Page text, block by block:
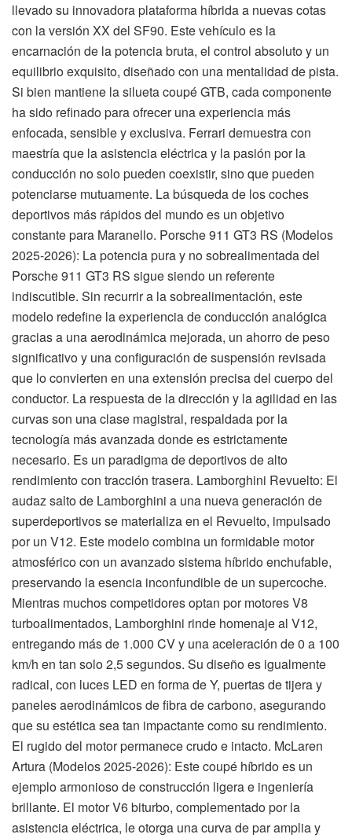
llevado su innovadora plataforma híbrida a nuevas cotas
con la versión XX del SF90. Este vehículo es la
encarnación de la potencia bruta, el control absoluto y un
equilibrio exquisito, diseñado con una mentalidad de pista.
Si bien mantiene la silueta coupé GTB, cada componente
ha sido refinado para ofrecer una experiencia más
enfocada, sensible y exclusiva. Ferrari demuestra con
maestría que la asistencia eléctrica y la pasión por la
conducción no solo pueden coexistir, sino que pueden
potenciarse mutuamente. La búsqueda de los coches
deportivos más rápidos del mundo es un objetivo
constante para Maranello. Porsche 911 GT3 RS (Modelos
2025-2026): La potencia pura y no sobrealimentada del
Porsche 911 GT3 RS sigue siendo un referente
indiscutible. Sin recurrir a la sobrealimentación, este
modelo redefine la experiencia de conducción analógica
gracias a una aerodinámica mejorada, un ahorro de peso
significativo y una configuración de suspensión revisada
que lo convierten en una extensión precisa del cuerpo del
conductor. La respuesta de la dirección y la agilidad en las
curvas son una clase magistral, respaldada por la
tecnología más avanzada donde es estrictamente
necesario. Es un paradigma de deportivos de alto
rendimiento con tracción trasera. Lamborghini Revuelto: El
audaz salto de Lamborghini a una nueva generación de
superdeportivos se materializa en el Revuelto, impulsado
por un V12. Este modelo combina un formidable motor
atmosférico con un avanzado sistema híbrido enchufable,
preservando la esencia inconfundible de un supercoche.
Mientras muchos competidores optan por motores V8
turboalimentados, Lamborghini rinde homenaje al V12,
entregando más de 1.000 CV y una aceleración de 0 a 100
km/h en tan solo 2,5 segundos. Su diseño es igualmente
radical, con luces LED en forma de Y, puertas de tijera y
paneles aerodinámicos de fibra de carbono, asegurando
que su estética sea tan impactante como su rendimiento.
El rugido del motor permanece crudo e intacto. McLaren
Artura (Modelos 2025-2026): Este coupé híbrido es un
ejemplo armonioso de construcción ligera e ingeniería
brillante. El motor V6 biturbo, complementado por la
asistencia eléctrica, le otorga una curva de par amplia y